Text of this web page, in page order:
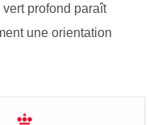
profond paraît
une orientation